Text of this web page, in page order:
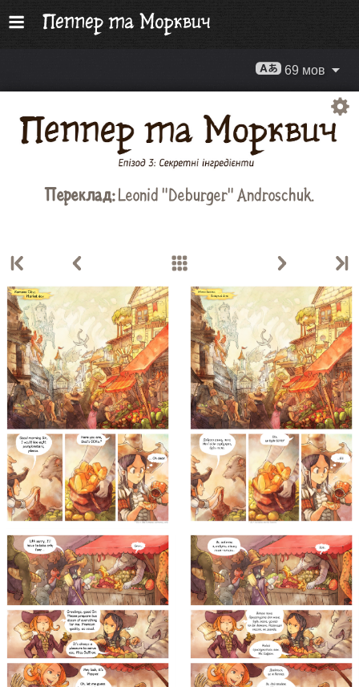
69 мов
Переклад:Leonid "Deburger" Androschuk.